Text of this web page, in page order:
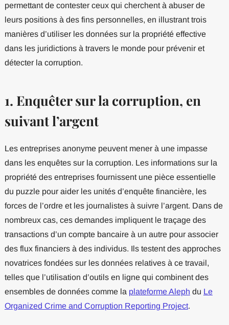
permettant de contester ceux qui cherchent à abuser de
leurs positions à des fins personnelles, en illustrant trois
manières d’utiliser les données sur la propriété effective
dans les juridictions à travers le monde pour prévenir et
détecter la corruption.
1. Enquêter sur la corruption, en
suivant l’argent
Les entreprises anonyme peuvent mener à une impasse
dans les enquêtes sur la corruption. Les informations sur la
propriété des entreprises fournissent une pièce essentielle
du puzzle pour aider les unités d’enquête financière, les
forces de l’ordre et les journalistes à suivre l’argent. Dans de
nombreux cas, ces demandes impliquent le traçage des
transactions d’un compte bancaire à un autre pour associer
des flux financiers à des individus. Ils testent des approches
novatrices fondées sur les données relatives à ce travail,
telles que l’utilisation d’outils en ligne qui combinent des
ensembles de données comme la plateforme Aleph du Le
Organized Crime and Corruption Reporting Project.